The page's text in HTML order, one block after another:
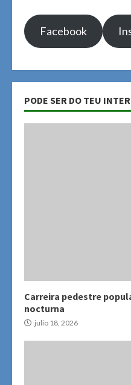
Facebook
PODE SER DO TEU
Carreira pedestre
nocturna
julio 18, 2026